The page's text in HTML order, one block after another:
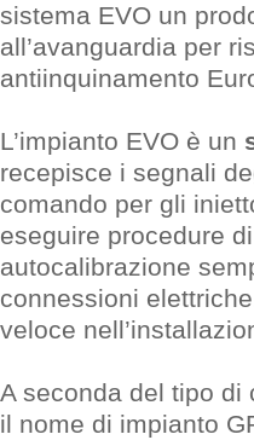
sistema EVO un
all’avanguardia per
antiinquinamento
L’impianto EVO è un
recepisce i segnali
comando per gli
eseguire procedure
autocalibrazione
connessioni
veloce
A seconda del tipo di
il nome di impianto